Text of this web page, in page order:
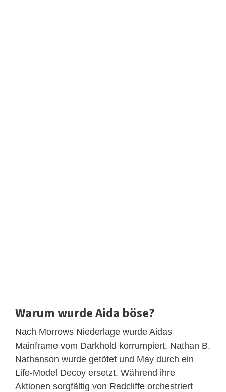
Warum wurde Aida böse?
Nach Morrows Niederlage wurde Aidas
Mainframe vom Darkhold korrumpiert, Nathan B.
Nathanson wurde getötet und May durch ein
Life-Model Decoy ersetzt. Während ihre
Aktionen sorgfältig von Radcliffe orchestriert